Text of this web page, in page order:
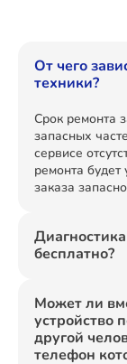
От чего
техники?
Срок ремонта
запасных
сервисе
ремонта
заказа
бесплатно?
Может ли
устройство
другой
телефон